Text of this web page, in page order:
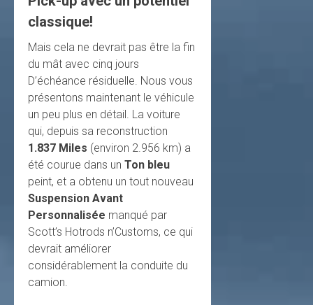
classique!
Mais cela ne devrait pas être la fin
du mât avec cinq jours
D’échéance résiduelle. Nous vous
présentons maintenant le véhicule
un peu plus en détail. La voiture
qui, depuis sa reconstruction
1.837 Miles (environ 2.956 km) a
été courue dans un Ton bleu
peint, et a obtenu un tout nouveau
Suspension Avant
Personnalisée manqué par
Scott’s Hotrods n’Customs, ce qui
devrait améliorer
considérablement la conduite du
camion.